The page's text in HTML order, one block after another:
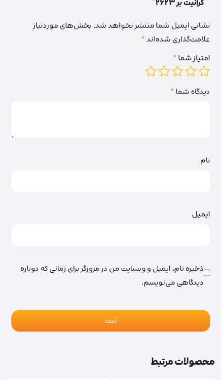
گرانیت بر 2623”
نشانی ایمیل شما منتشر نخواهد شد.بخش‌های موردنیاز
علامت‌گذاری شده‌اند*
امتیاز شما*
دیدگاه شما*
نام
ایمیل
ذخیره نام، ایمیل و وبسایت من در مرورگر برای زمانی که دوباره
دیدگاهی می‌نویسم.
محصولات مرتبط